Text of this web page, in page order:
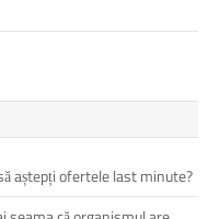
aștepți ofertele last minute?